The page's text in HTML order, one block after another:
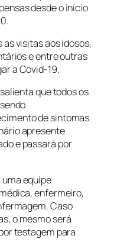
desde o início
visitas aos idosos,
e entre outras
a Covid-19.
que todos os
de sintomas
apresente
e passará por
equipe
enfermeiro,
Caso
o mesmo será
testagem para